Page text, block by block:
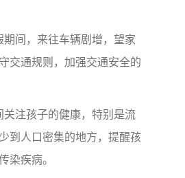
间，来往车辆剧增，望家
交通规则，加强交通安全的
注孩子的健康，特别是流
到人口密集的地方，提醒孩
染疾病。